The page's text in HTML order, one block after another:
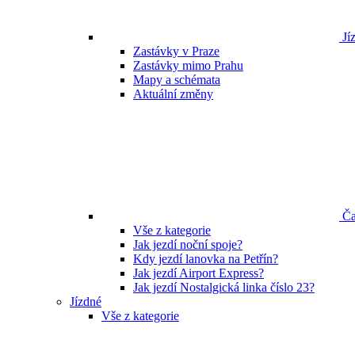
Zastávky v Praze
Zastávky mimo Prahu
Mapy a schémata
Aktuální změny
Vše z kategorie
Jak jezdí noční spoje?
Kdy jezdí lanovka na Petřín?
Jak jezdí Airport Express?
Jak jezdí Nostalgická linka číslo 23?
Jízdné
Vše z kategorie